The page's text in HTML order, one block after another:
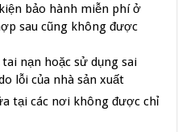
bảo hành miễn phí ở
sau cũng không được
nạn hoặc sử dụng sai
lỗi của nhà sản xuất
tại các nơi không được chỉ